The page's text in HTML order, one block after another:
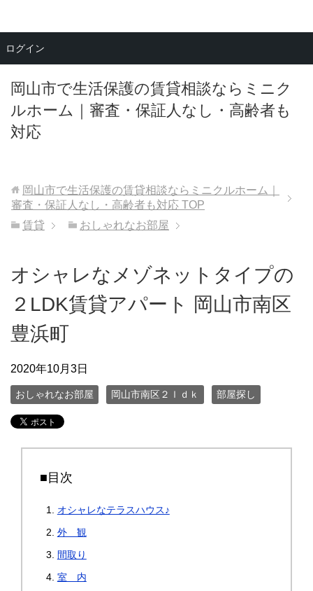
岡山市で生活保護の賃貸相談ならミニク
ルホーム｜審査・保証人なし・高齢者も
対応
メニュー
岡山市で生活保護の賃貸相談ならミニクルホーム｜
審査・保証人なし・高齢者も対応 TOP
賃貸
おしゃれなお部屋
オシャレなメゾネットタイプの
２LDK賃貸アパート 岡山市南区
豊浜町
2020年10月3日
おしゃれなお部屋 岡山市南区２ｌｄｋ 部屋探し
■目次
オシャレなテラスハウス♪
外 観
間取り
室 内
ログイン